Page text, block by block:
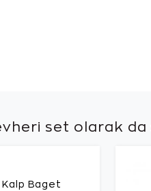
set olarak da
Baget